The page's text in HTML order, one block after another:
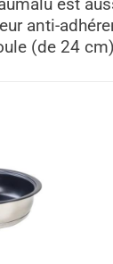
est
anti-
(de 24